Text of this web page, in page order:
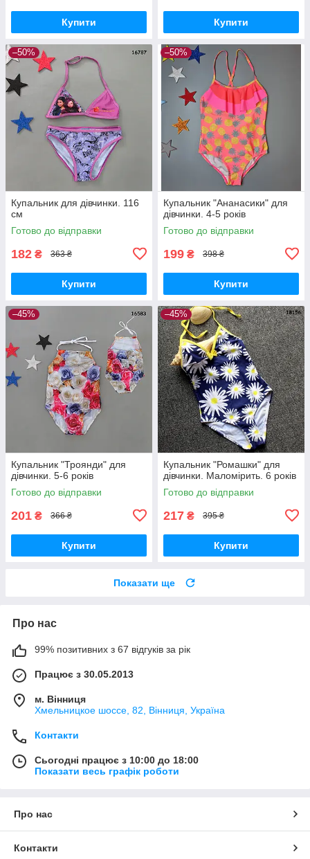
Купити Купити
–50%
Купальник для дівчинки. 116
см
Готово до відправки
182 ₴ 363 ₴
Купити
–50%
Купальник "Ананасики" для
дівчинки. 4-5 років
Готово до відправки
199 ₴ 398 ₴
Купити
–45%
Купальник "Троянди" для
дівчинки. 5-6 років
Готово до відправки
201 ₴ 366 ₴
Купити
–45%
Купальник "Ромашки" для
дівчинки. Маломірить. 6 років
Готово до відправки
217 ₴ 395 ₴
Купити
Показати ще
Про нас
99% позитивних з 67 відгуків за рік
Працює з 30.05.2013
м. Вінниця
Хмельницкое шоссе, 82, Вінниця, Україна
Контакти
Сьогодні працює з 10:00 до 18:00
Показати весь графік роботи
Про нас
Контакти